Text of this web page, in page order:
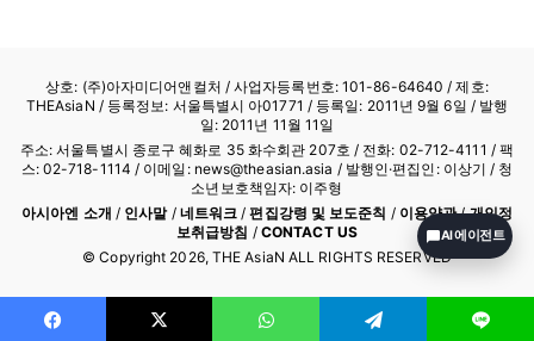
상호: (주)아자미디어앤컬처 /사업자등록번호: 101-86-64640 / 제호:
THEAsiaN / 등록정보: 서울특별시 아01771 / 등록일: 2011년 9월 6일 / 발행
일: 2011년 11월 11일
주소: 서울특별시 종로구 혜화로 35 화수회관 207호 / 전화: 02-712-4111 / 팩
스: 02-718-1114 / 이메일: news@theasian.asia / 발행인·편집인: 이상기 / 청
소년보호책임자: 이주형
아시아엔 소개 / 인사말/ 네트워크 /편집강령 및 보도준칙 / 이용약관/개인정
보취급방침 / CONTACT US
© Copyright 2026, THE AsiaN ALL RIGHTS RESERVED
AI 에이전트